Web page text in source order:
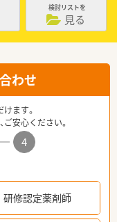
検討リストを
見る
わせ
ます。
安心ください。
4
研修認定薬剤師